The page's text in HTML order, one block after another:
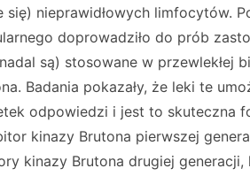
się) nieprawidłowych limfocytów.
doprowadziło do prób
są) stosowane w przewlekłej
Badania pokazały, że leki te
odpowiedzi i jest to skuteczna
kinazy Brutona pierwszej
kinazy Brutona drugiej